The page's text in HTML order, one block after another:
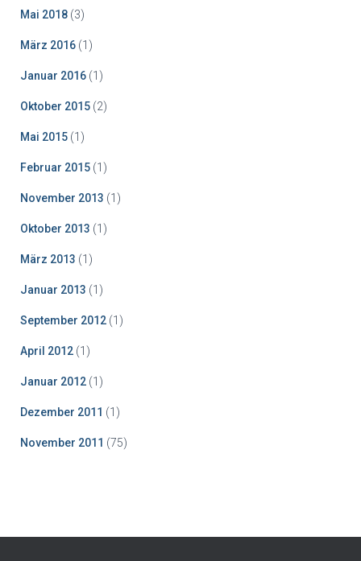
Mai 2018 (3)
März 2016 (1)
Januar 2016 (1)
Oktober 2015 (2)
Mai 2015 (1)
Februar 2015 (1)
November 2013 (1)
Oktober 2013 (1)
März 2013 (1)
Januar 2013 (1)
September 2012 (1)
April 2012 (1)
Januar 2012 (1)
Dezember 2011 (1)
November 2011 (75)